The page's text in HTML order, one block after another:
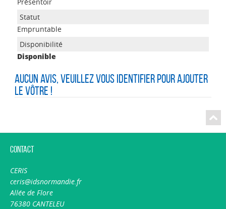
Empruntable
Disponible
Aucun avis, veuillez vous identifier pour ajouter
le vôtre !
Contact
CERIS
ceris@idsnormandie.fr
Allée de Flore
76380 CANTELEU